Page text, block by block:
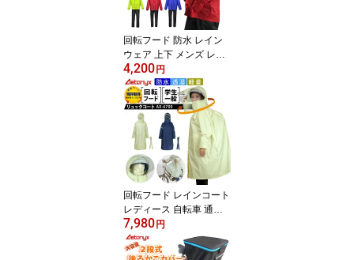
アエトニクス
回転フード 防水 レイン
ウェア 上下 メンズ レデ
ィース レインコート 自
転車 AX-2600 男女兼用
総裏メッシュ バイク 釣
り ゴルフ 登山 収納 レイ
ンスーツ レインパンツ
カッパ 雨具 冬 公式 アエ
トニクス ミヤコート
4,200円
回転フード レインコート
レディース 自転車 通学
透湿 防水リュック ヘル
メット対応 AX-6700 リ
ュックコート ロング 軽
7,980円